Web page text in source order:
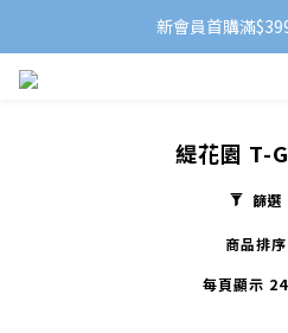
新會員首購滿
緹花園 T-
篩選
商品排序
每頁顯示